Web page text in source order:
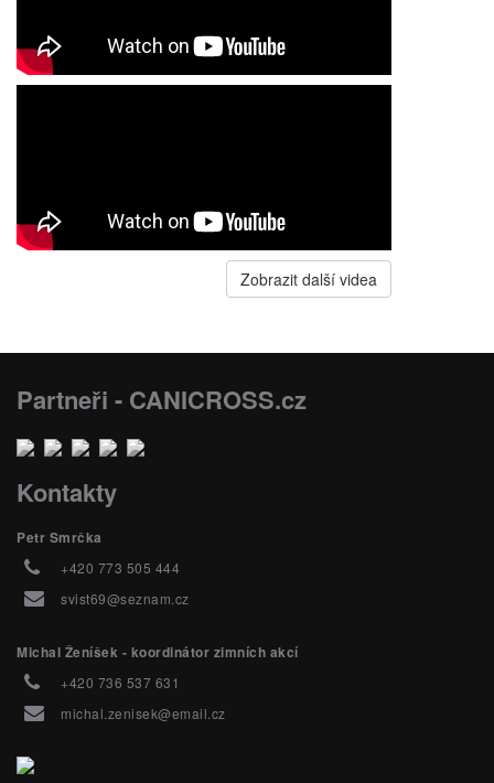
Zobrazit další videa
Partneři - CANICROSS.cz
Kontakty
Petr Smrčka
+420 773 505 444
svist69@seznam.cz
Michal Ženíšek - koordinátor zimních akcí
+420 736 537 631
michal.zenisek@email.cz